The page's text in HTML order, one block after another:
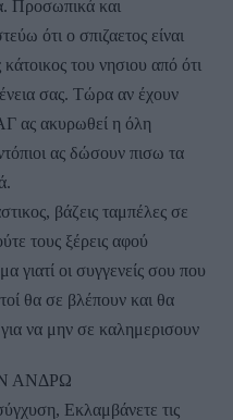
Προσωπικά και
ότι ο σπιζαετος είναι
του νησιου από ότι
σας. Τώρα αν έχουν
ας ακυρωθεί η όλη
ας δώσουν πισω τα
βάζεις ταμπέλες σε
τους ξέρεις αφού
γιατί οι συγγενείς σου που
θα σε βλέπουν και θα
να μην σε καλημερισουν
ΑΝΔΡΩ
Εκλαμβάνετε τις